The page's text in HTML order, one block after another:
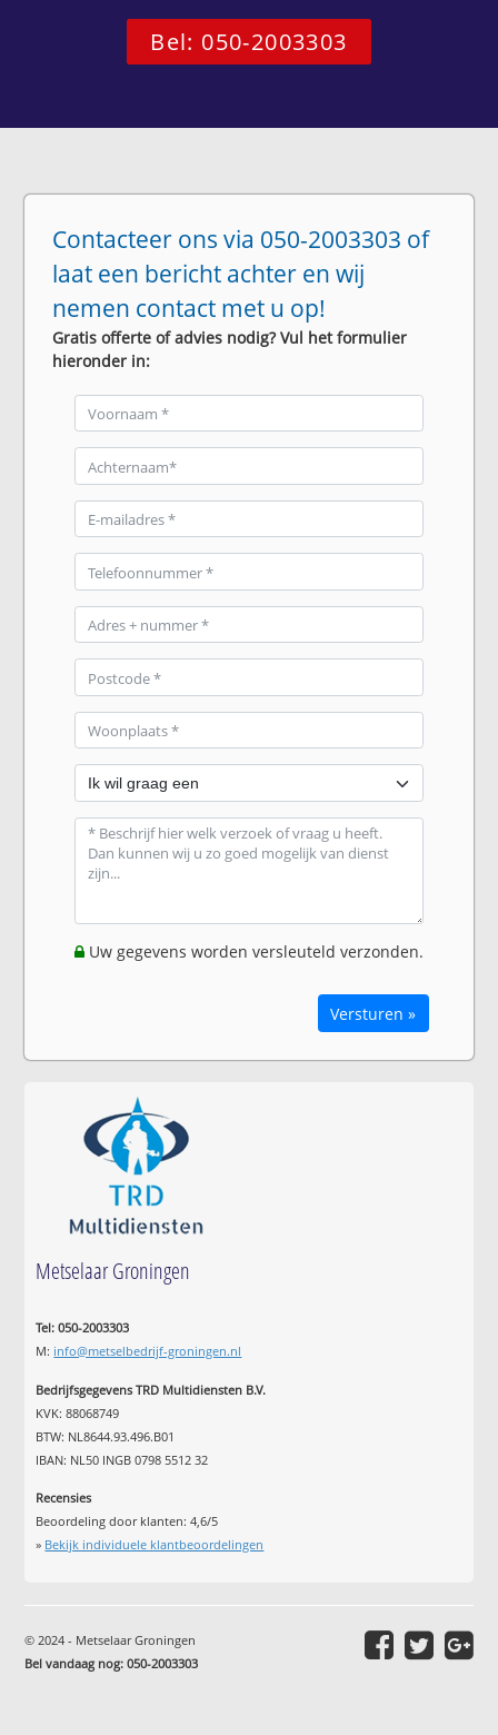
Bel: 050-2003303
Contacteer ons via 050-2003303 of
laat een bericht achter en wij
nemen contact met u op!
Gratis offerte of advies nodig? Vul het formulier
hieronder in:
Uw gegevens worden versleuteld verzonden.
Versturen »
Metselaar Groningen
Tel: 050-2003303
M: info@metselbedrijf-groningen.nl
Bedrijfsgegevens TRD Multidiensten B.V.
KVK: 88068749
BTW: NL8644.93.496.B01
IBAN: NL50 INGB 0798 5512 32
Recensies
Beoordeling door klanten:4,6/5
» Bekijk individuele klantbeoordelingen
© 2024 - Metselaar Groningen
Bel vandaag nog: 050-2003303